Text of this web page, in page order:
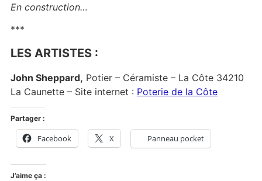
En construction…
***
LES ARTISTES :
John Sheppard, Potier – Céramiste – La Côte 34210
La Caunette – Site internet : Poterie de la Côte
Partager :
Facebook X Panneau pocket
J’aime ça :